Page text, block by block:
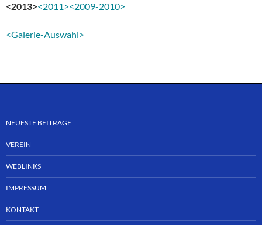
<2013><2011><2009-2010>
<Galerie-Auswahl>
NEUESTE BEITRÄGE
VEREIN
WEBLINKS
IMPRESSUM
KONTAKT